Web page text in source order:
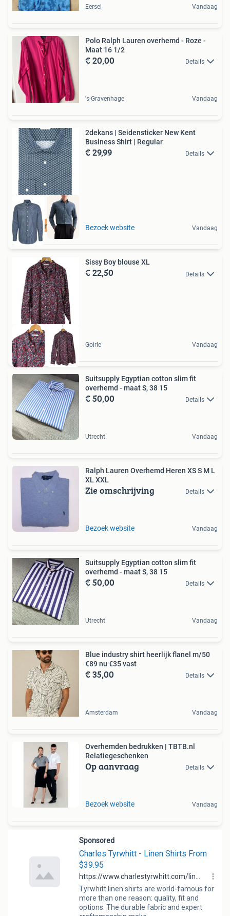
Eersel Vandaag
Polo Ralph Lauren overhemd - Roze -
Maat 16 1/2
€ 20,00 Details
's-Gravenhage Vandaag
Duurzame Deal
2dekans | Seidensticker New Kent
Business Shirt | Regular
€ 29,99 Details
Bezoek website Vandaag
Sissy Boy blouse XL
€ 22,50 Details
Goirle Vandaag
Suitsupply Egyptian cotton slim fit
overhemd - maat S, 38 15
€ 50,00 Details
Utrecht Vandaag
Ralph Lauren Overhemd Heren XS S M L
XL XXL
Zie omschrijving Details
Bezoek website Vandaag
Suitsupply Egyptian cotton slim fit
overhemd - maat S, 38 15
€ 50,00 Details
Utrecht Vandaag
Blue industry shirt heerlijk flanel m/50
€89 nu €35 vast
€ 35,00 Details
Amsterdam Vandaag
Overhemden bedrukken | TBTB.nl
Relatiegeschenken
Op aanvraag Details
Bezoek website Vandaag